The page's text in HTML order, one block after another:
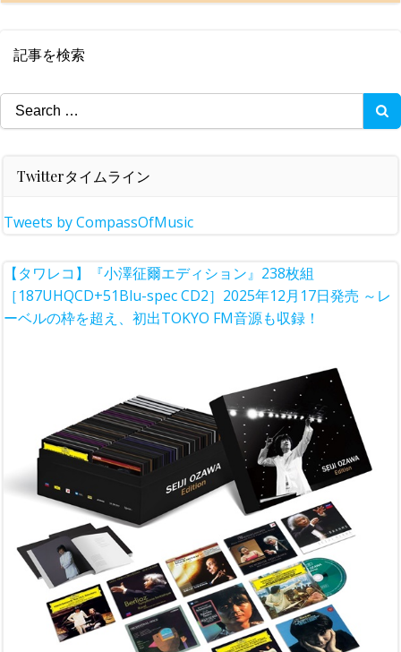
記事を検索
Search
for:
Twitterタイムライン
Tweets by CompassOfMusic
【タワレコ】『小澤征爾エディション』238枚組
［187UHQCD+51Blu-spec CD2］2025年12月17日発売 ～レ
ーベルの枠を超え、初出TOKYO FM音源も収録！